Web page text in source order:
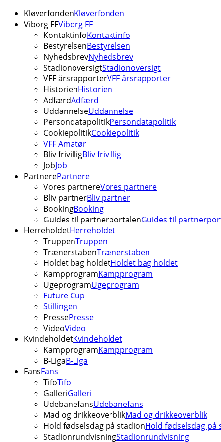
KløverfondenKløverfonden
Viborg FFViborg FF
KontaktinfoKontaktinfo
BestyrelsenBestyrelsen
NyhedsbrevNyhedsbrev
StadionoversigtStadionoversigt
VFF årsrapporterVFF årsrapporter
HistorienHistorien
AdfærdAdfærd
UddannelseUddannelse
PersondatapolitikPersondatapolitik
CookiepolitikCookiepolitik
VFF Amatør
Bliv frivilligBliv frivillig
JobJob
PartnerePartnere
Vores partnereVores partnere
Bliv partnerBliv partner
BookingBooking
Guides til partnerportalenGuides til
HerreholdetHerreholdet
TruppenTruppen
TrænerstabenTrænerstaben
Holdet bag holdetHoldet bag holdet
KampprogramKampprogram
UgeprogramUgeprogram
Future Cup
Stillingen
PressePresse
VideoVideo
KvindeholdetKvindeholdet
KampprogramKampprogram
B-LigaB-Liga
FansFans
TifoTifo
GalleriGalleri
UdebanefansUdebanefans
Mad og drikkeoverblikMad og drikkeoverblik
Hold fødselsdag på stadionHold fødselsdag på
StadionrundvisningStadionrundvisning